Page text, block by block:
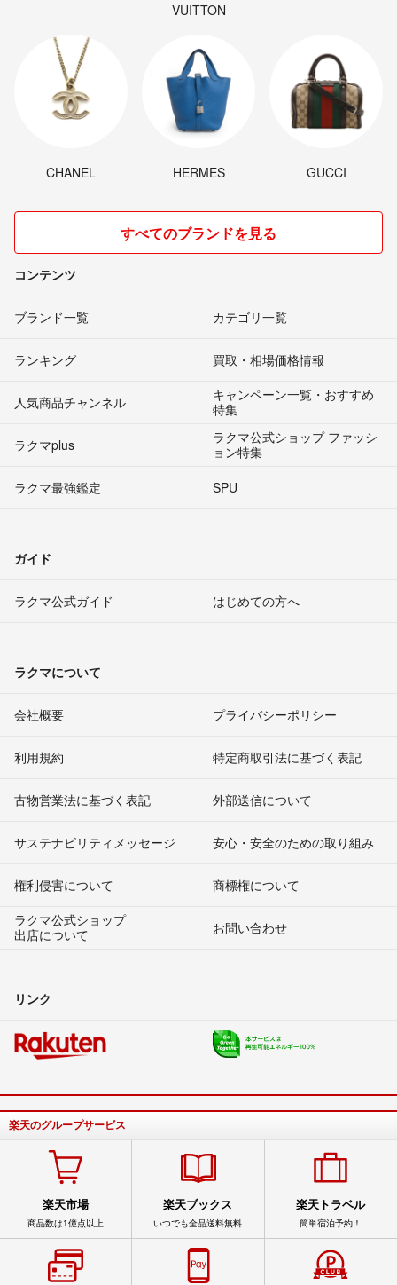
VUITTON
CHANEL HERMES GUCCI
すべてのブランドを見る
コンテンツ
ブランド一覧 カテゴリ一覧
ランキング 買取・相場価格情報
人気商品チャンネル
キャンペーン一覧・おすすめ
特集
ラクマplus
ラクマ公式ショップ ファッシ
ョン特集
ラクマ最強鑑定
SPU
ガイド
ラクマ公式ガイド はじめての方へ
ラクマについて
会社概要 プライバシーポリシー
利用規約 特定商取引法に基づく表記
古物営業法に基づく表記 外部送信について
サステナビリティメッセージ 安心・安全のための取り組み
権利侵害について
商標権について
ラクマ公式ショップ
出店について
お問い合わせ
リンク
楽天のグループサービス
楽天市場
商品数は1億点以上
楽天ブックス
いつでも全品送料無料
楽天トラベル
簡単宿泊予約！